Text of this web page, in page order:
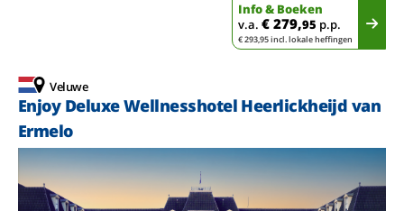
Info & Boeken
v.a. € 279,95 p.p.
€ 293,95 incl. lokale heffingen
Veluwe
Enjoy Deluxe Wellnesshotel Heerlickheijd van
Ermelo